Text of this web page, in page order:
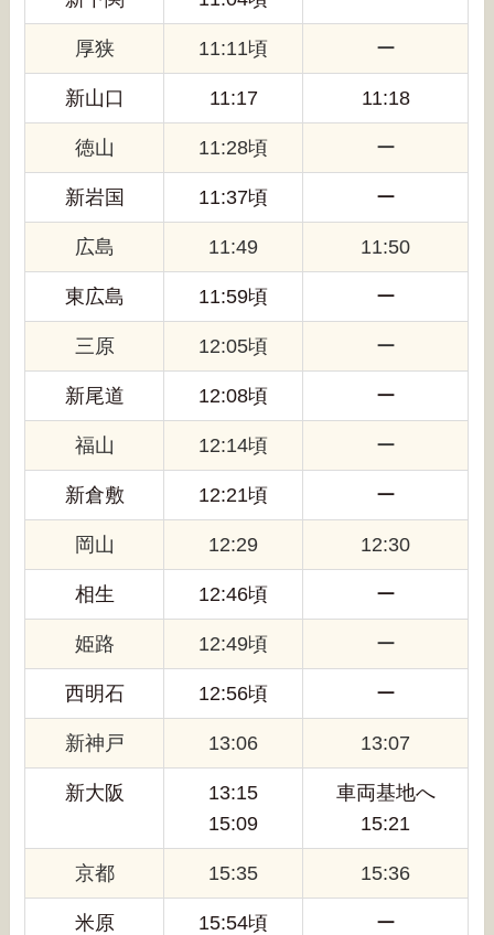
厚狭 11:11頃 ー
新山口 11:17 11:18
徳山 11:28頃 ー
新岩国 11:37頃 ー
広島 11:49 11:50
東広島 11:59頃 ー
三原 12:05頃 ー
新尾道 12:08頃 ー
福山 12:14頃 ー
新倉敷 12:21頃 ー
岡山 12:29 12:30
相生 12:46頃 ー
姫路 12:49頃 ー
西明石 12:56頃 ー
新神戸 13:06 13:07
新大阪
13:15
15:09
車両基地へ
15:21
京都 15:35 15:36
米原 15:54頃 ー